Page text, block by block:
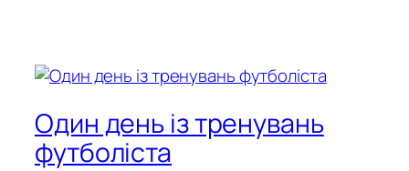
Один день із тренувань
футболіста